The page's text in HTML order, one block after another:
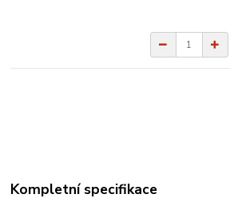
Kompletní specifikace